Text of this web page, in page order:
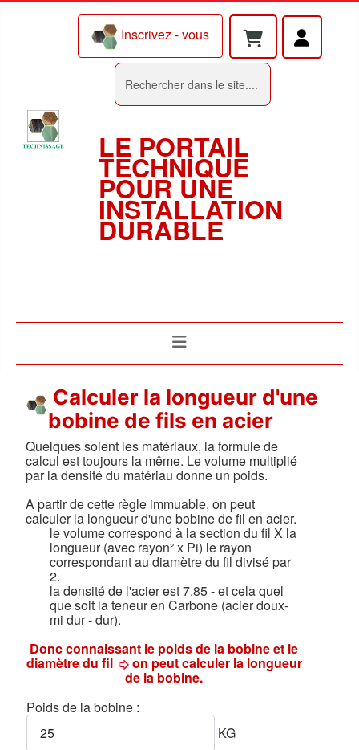
Inscrivez - vous
LE PORTAIL
TECHNIQUE
POUR UNE
INSTALLATION
DURABLE
Calculer la longueur d'une
bobine de fils en acier
Quelques soient les matériaux, la formule de
calcul est toujours la même. Le volume multiplié
par la densité du matériau donne un poids.
A partir de cette règle immuable, on peut
calculer la longueur d'une bobine de fil en acier.
le volume correspond à la section du fil X la
longueur (avec rayon² x Pi) le rayon
correspondant au diamètre du fil divisé par
2.
la densité de l'acier est 7.85 - et cela quel
que soit la teneur en Carbone (acier doux-
mi dur - dur).
Donc connaissant le poids de la bobine et le
diamètre du fil on peut calculer la longueur
de la bobine.
Poids de la bobine :
KG